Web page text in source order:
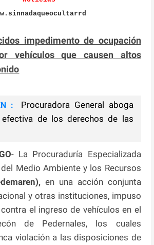
impedimento de ocupación
vehículos que causen altos
:
Procuradora General aboga
de los derechos de las
- La Procuraduría Especializada
Medio Ambiente y los Recursos
en una acción conjunta
y otras instituciones, impuso
el ingreso de vehículos en el
de Pedernales, los cuales
violación a las disposiciones de